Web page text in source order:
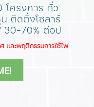
ครงการ ทั่ว
ติดตั้งโซลาร์
30-70% ต่อปี
และพฤติกรรมการใช้ไฟ